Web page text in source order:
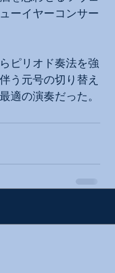
ーイヤーコンサー
ピリオド奏法を強
う元号の切り替え
適の演奏だった。